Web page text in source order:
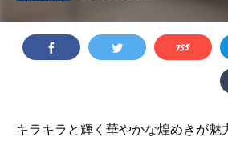
キラキラと輝く華やかな煌めきが魅